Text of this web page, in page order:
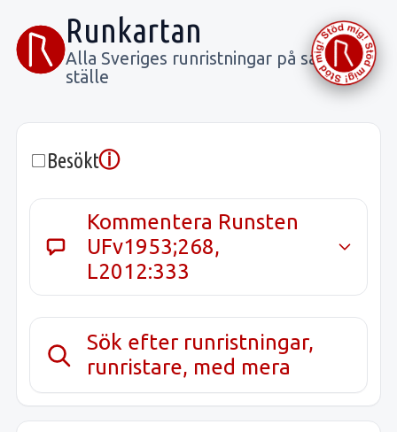
Runkartan
Alla Sveriges runristningar på samma
ställe
Besöktⓘ
Kommentera Runsten
UFv1953;268,
L2012:333
Sök efter runristningar,
runristare, med mera